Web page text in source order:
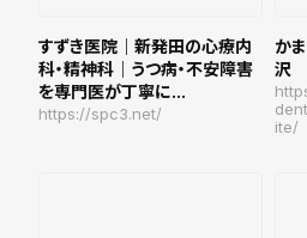
すずき医院｜新発田の心療内
科・精神科｜うつ病・不安障害
を専門医が丁寧に...
https://spc3.net/
か
沢
ite/